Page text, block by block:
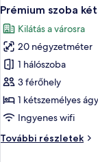
Prémium szoba
Kilátás a városra
20 négyzetméter
1 hálószoba
3 férőhely
1 kétszemélyes ágy
Ingyenes wifi
További részletek
Prémium